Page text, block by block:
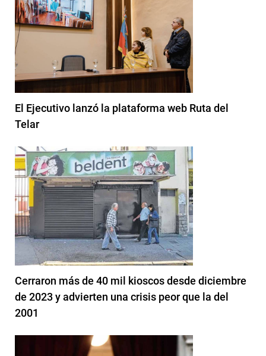
El Ejecutivo lanzó la plataforma web Ruta del
Telar
Cerraron más de 40 mil kioscos desde diciembre
de 2023 y advierten una crisis peor que la del
2001